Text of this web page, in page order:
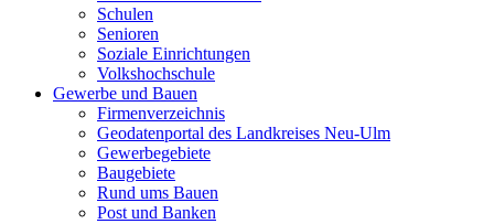
Schulen
Senioren
Soziale Einrichtungen
Volkshochschule
Gewerbe und Bauen
Firmenverzeichnis
Geodatenportal des Landkreises Neu-Ulm
Gewerbegebiete
Baugebiete
Rund ums Bauen
Post und Banken